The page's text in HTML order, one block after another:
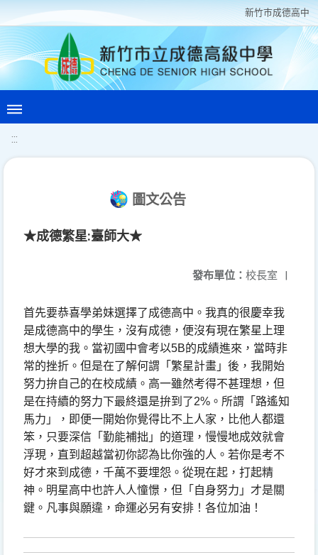
新竹巿成德高中
:::
圖文公告
★成德繁星:臺師大★
發布單位： 校長室 |
首先要恭喜學弟妹選擇了成德高中。 我真的很慶幸我
是成德高中的學生，沒有成德，便沒有現在繁星上理
想大學的我。當初國中會考以5B的成績進來，當時非
常的挫折。但是在了解何謂「繁星計畫」後，我開始
努力拚自己的在校成績。高一雖然考得不甚理想，但
是在持續的努力下最終還是拚到了2% 。 所謂「路遙知
馬力」，即便一開始你覺得比不上人家，比他人都還
笨，只要深信「勤能補拙」的道理，慢慢地成效就會
浮現，直到超越當初你認為比你強的人。 若你是考不
好才來到成德，千萬不要埋怨。從現在起，打起精
神。明星高中也許人人憧憬，但「自身努力」才是關
鍵。 凡事與願違，命運必另有安排！各位加油！